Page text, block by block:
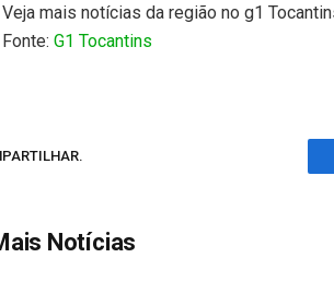
Veja mais notícias da região no g1
Fonte:G1 Tocantins
Notícias